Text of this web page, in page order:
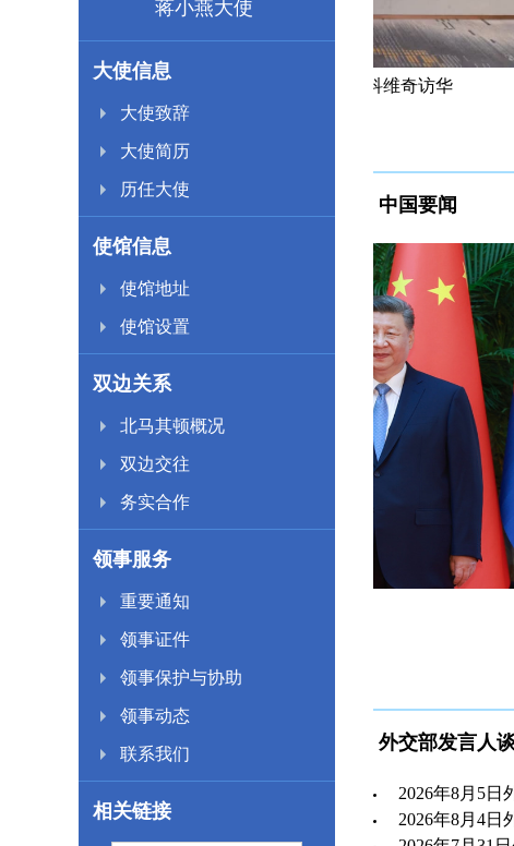
蒋小燕大使
大使信息
大使致辞
大使简历
历任大使
使馆信息
使馆地址
使馆设置
双边关系
北马其顿概况
双边交往
务实合作
领事服务
重要通知
领事证件
领事保护与协助
领事动态
联系我们
相关链接
际关系部长斯托伊尔科维奇访华 蒋小燕大使出席
中国要闻
习近平会见泰国
外交部发言人
2026年8月5日
2026年8月4日